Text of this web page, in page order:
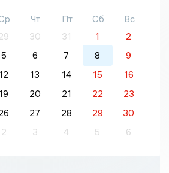
Чт Пт Сб
Вс
30 31 1
2
5 6 7 8
9
12 13 14 15
16
19 20 21 22
23
27 28 29
30
2 3 4 5 6